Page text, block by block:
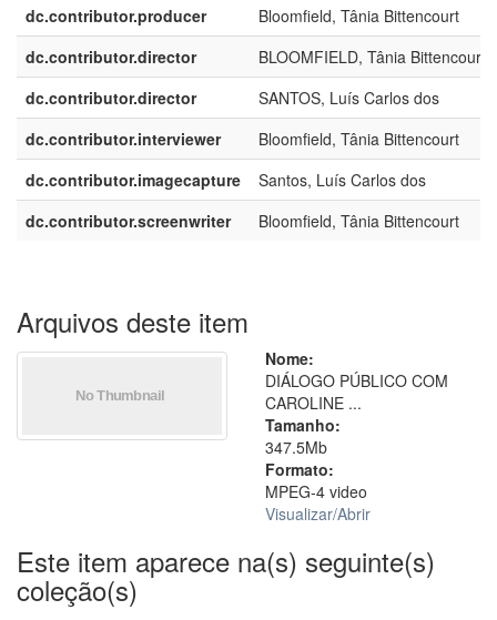
dc.contributor.producer
Bloomfield, Tânia Bittencourt
dc.contributor.director
BLOOMFIELD, Tânia Bittencourt
dc.contributor.director
SANTOS, Luís Carlos dos
dc.contributor.interviewer
Bloomfield, Tânia Bittencourt
dc.contributor.imagecapture
Santos, Luís Carlos dos
dc.contributor.screenwriter
Bloomfield, Tânia Bittencourt
Arquivos deste item
Nome:
DIÁLOGO PÚBLICO COM
CAROLINE ...
Tamanho:
347.5Mb
Formato:
MPEG-4 video
Visualizar/Abrir
Este item aparece na(s) seguinte(s)
coleção(s)